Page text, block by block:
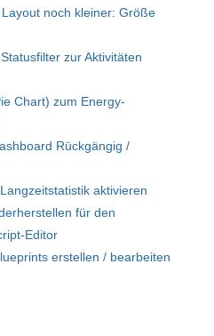
noch kleiner: Größe
zur Aktivitäten
Chart) zum Energy-
Rückgängig /
aktivieren
für den
Editor
erstellen / bearbeiten